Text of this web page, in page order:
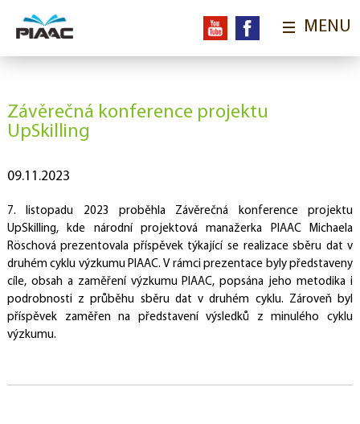
MENU
Aktuality PIAAC ve světě
PRO RESPONDENTY
Kde jsme dotazovali Ochrana osobních údajů Naši tazatelé
Proč se zapojit? FAQ
UDÁLOSTI
Konference Workshopy Semináře Přednášky a prezentace
VÝSTUPY
Závěrečná konference projektu
UpSkilling
09.11.2023
7. listopadu 2023 proběhla Závěrečná konference projektu
UpSkilling, kde národní projektová manažerka PIAAC Michaela
Röschová prezentovala příspěvek týkající se realizace sběru dat v
druhém cyklu výzkumu PIAAC. V rámci prezentace byly představeny
cíle, obsah a zaměření výzkumu PIAAC, popsána jeho metodika i
podrobnosti z průběhu sběru dat v druhém cyklu. Zároveň byl
příspěvek zaměřen na představení výsledků z minulého cyklu
výzkumu.